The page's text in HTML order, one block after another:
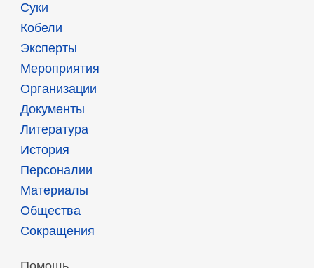
Суки
Кобели
Эксперты
Мероприятия
Организации
Документы
Литература
История
Персоналии
Материалы
Общества
Сокращения